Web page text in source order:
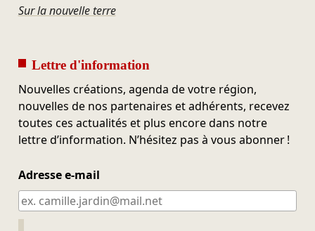
Sur la nouvelle terre
Lettre d'information
Nouvelles créations, agenda de votre région,
nouvelles de nos partenaires et adhérents, recevez
toutes ces actualités et plus encore dans notre
lettre d’information. N’hésitez pas à vous abonner !
Adresse e-mail